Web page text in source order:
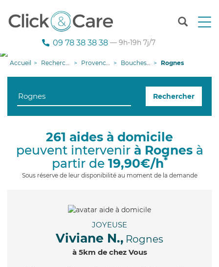
T
n
g
09 78 38 38 38 — 9h-19h 7j/7
Accueil Recherche aide à domicile Provence-Alpes-Côte d'Azur Bouches-du-Rhône Rognes
Rechercher
261 aides à domicile
peuvent intervenir à Rognesà
partir de 19,90€/h*
Sous réserve de leur disponibilité au moment de la demande
JOYEUSE
Viviane N., Rognes
à 5km de chez Vous